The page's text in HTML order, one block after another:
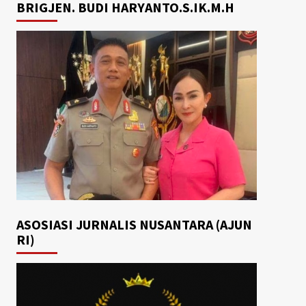
BRIGJEN. BUDI HARYANTO.S.IK.M.H
ASOSIASI JURNALIS NUSANTARA (AJUN
RI)